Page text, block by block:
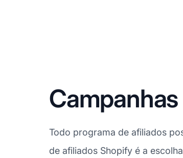
Todo programa de afiliados
de afiliados Shopify é a